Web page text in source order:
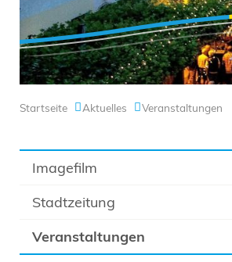
Startseite Aktuelles Veranstaltungen
Imagefilm
Stadtzeitung
Veranstaltungen